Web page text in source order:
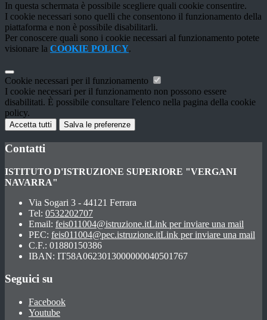
In questa schermata è possibile scegliere quali cookie consentire.
I cookie necessari sono quelli che consentono il funzionamento della
piattaforma e non è possibile disabilitarli.
Per conoscere quali sono i cookie necessari al funzionamento potete
visionare la COOKIE POLICY.
Cookie necessari per il funzionamento
I cookie necessari per il funzionamento non possono essere
disabilitati. È possibile consultare l'elenco nella pagina della cookie
policy.
Accetta tutti Salva le preferenze
Contatti
ISTITUTO D'ISTRUZIONE SUPERIORE "VERGANI
NAVARRA"
Via Sogari 3 - 44121 Ferrara
Tel: 0532202707
Email: feis011004@istruzione.itLink per inviare una mail
PEC: feis011004@pec.istruzione.itLink per inviare una mail
C.F.: 01880150386
IBAN: IT58A0623013000000040501767
Seguici su
Facebook
Youtube